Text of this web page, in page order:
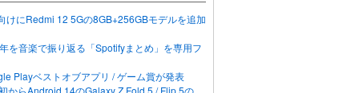
けにRedmi 12 5Gの8GB+256GBモデルを追加
を音楽で振り返る「Spotifyまとめ」を専用フ
Playベストオブアプリ / ゲーム賞が発表
からAndroid 14のGalaxy Z Fold 5 / Flip 5の